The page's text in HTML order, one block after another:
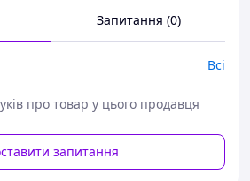
Запитання (0)
Всі
про товар у цього продавця
запитання